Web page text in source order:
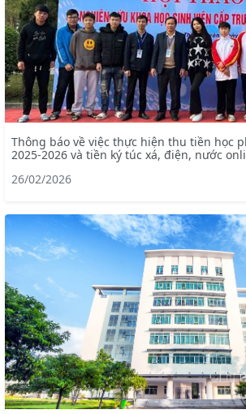
Thông báo về việc thực hiện thu tiền học
2025-2026 và tiền ký túc xá, điện, nước
26/02/2026